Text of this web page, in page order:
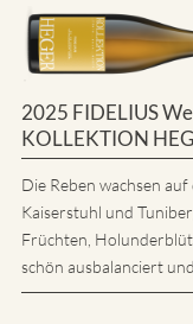
2025 FIDELIUS
KOLLEKTION
Die Reben wachsen
Kaiserstuhl und
Früchten,
schön ausbalanciert und